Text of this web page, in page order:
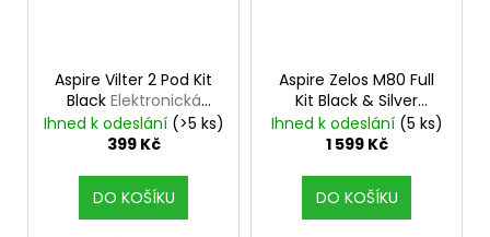
Aspire Vilter 2 Pod Kit
Black Elektronická
cigareta 900mAh
Ihned k odeslání (>5 ks)
399 Kč
DO KOŠÍKU
Aspire Zelos M80 Full
Kit Black & Silver
Elektronický Grip
Ihned k odeslání (5 ks)
1 599 Kč
DO KOŠÍKU